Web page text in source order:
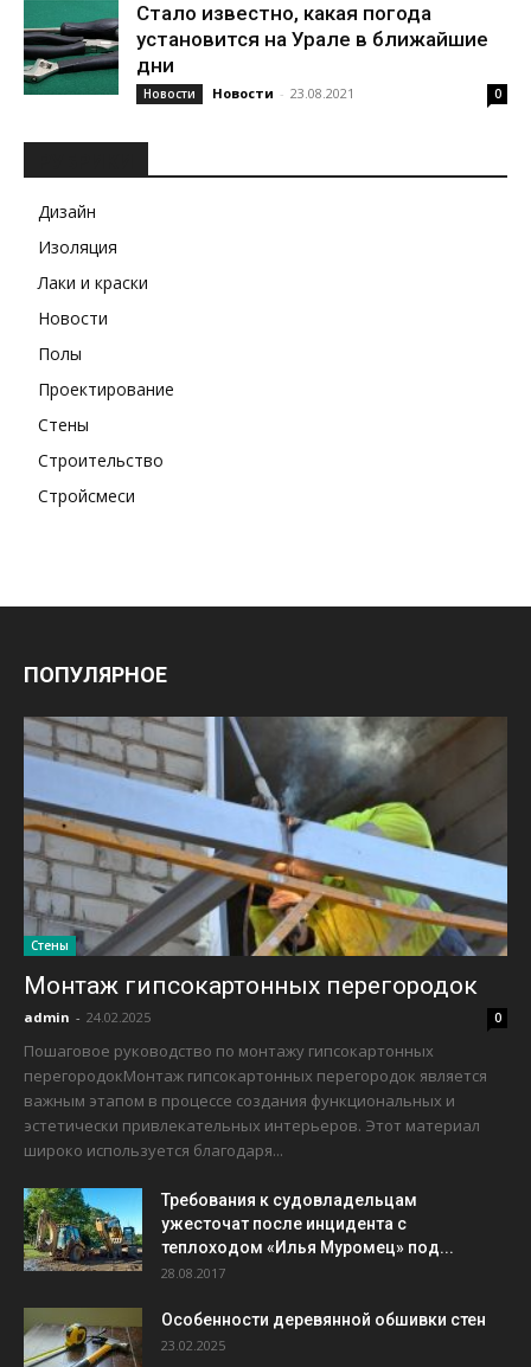
Стало известно, какая погода
установится на Урале в ближайшие
дни
Новости Новости - 23.08.2021 0
Дизайн
Изоляция
Лаки и краски
Новости
Полы
Проектирование
Стены
Строительство
Стройсмеси
ПОПУЛЯРНОЕ
Стены
Монтаж гипсокартонных перегородок
admin - 24.02.2025 0
Пошаговое руководство по монтажу гипсокартонных
перегородокМонтаж гипсокартонных перегородок является
важным этапом в процессе создания функциональных и
эстетически привлекательных интерьеров. Этот материал
широко используется благодаря...
Требования к судовладельцам
ужесточат после инцидента с
теплоходом «Илья Муромец» под...
28.08.2017
Особенности деревянной обшивки стен
23.02.2025